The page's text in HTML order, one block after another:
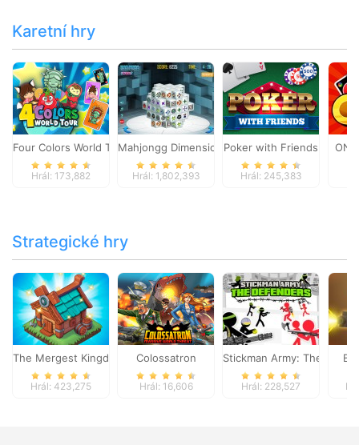
Karetní hry
Four Colors World Tour
Hrál: 173,882
Mahjongg Dimensions
Hrál: 1,802,393
Poker with Friends
Hrál: 245,383
Strategické hry
The Mergest Kingdom
Hrál: 423,275
Colossatron
Hrál: 16,606
Stickman Army: The
Hrál: 228,527